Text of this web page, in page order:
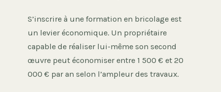
S’inscrire à une formation en bricolage est
un levier économique. Un propriétaire
capable de réaliser lui-même son second
œuvre peut économiser entre 1 500 € et 20
000 € par an selon l’ampleur des travaux.